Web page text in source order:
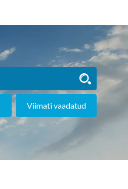
Viimati vaadatud